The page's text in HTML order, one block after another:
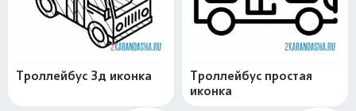
Троллейбус 3д иконка
Троллейбус простая
иконка